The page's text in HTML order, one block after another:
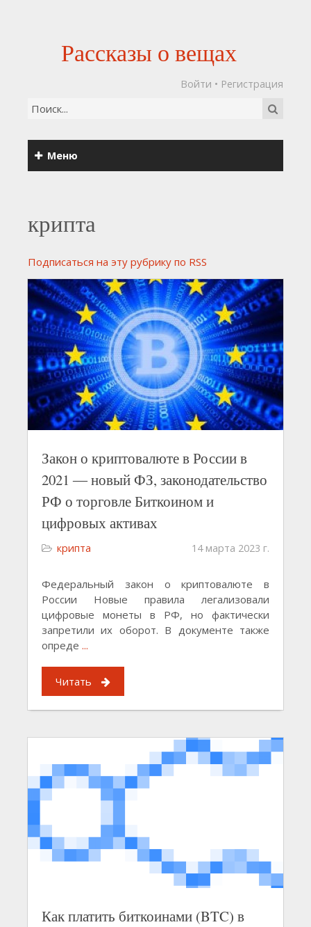
Рассказы о вещах
Войти • Регистрация
Меню
крипта
Подписаться на эту рубрику по RSS
Закон о криптовалюте в России в
2021 ― новый ФЗ, законодательство
РФ о торговле Биткоином и
цифровых активах
крипта 14 марта 2023 г.
Федеральный закон о криптовалюте в
России Новые правила легализовали
цифровые монеты в РФ, но фактически
запретили их оборот. В документе также
опреде ...
Читать
Как платить биткоинами (BTC) в